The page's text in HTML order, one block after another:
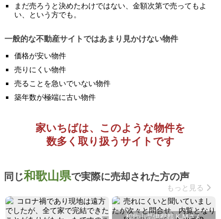
まだ売ろうと決めたわけではない、金額次第で売ってもよ
い、という方でも。
一般的な不動産サイトではあまり見かけない物件
価格が安い物件
売りにくい物件
売ることを急いでいない物件
築年数が極端に古い物件
家いちばは、このような物件を
数多く取り扱うサイトです
同じ和歌山県で実際に売却された方の声
もっと見る
和歌山県伊都郡 K.Mさん